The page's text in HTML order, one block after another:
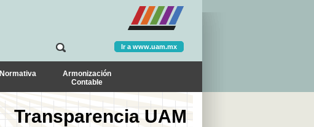
Ir a www.uam.mx
Normativa
Armonización
Contable
Transparencia UAM